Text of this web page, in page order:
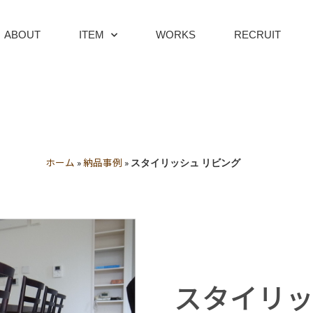
ABOUT ITEM WORKS RECRUIT
ホーム »納品事例 » スタイリッシュ リビング
スタイリ